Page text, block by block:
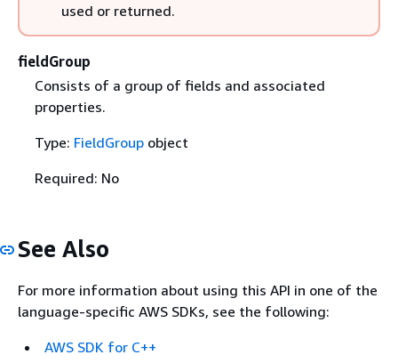
used or returned.
fieldGroup
Consists of a group of fields and associated
properties.
Type: FieldGroupobject
Required: No
See Also
For more information about using this API in one of the
language-specific AWS SDKs, see the following:
AWS SDK for C++